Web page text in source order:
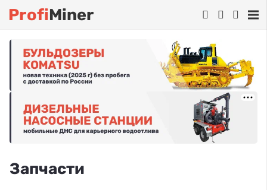
ProfiMiner
Запчасти